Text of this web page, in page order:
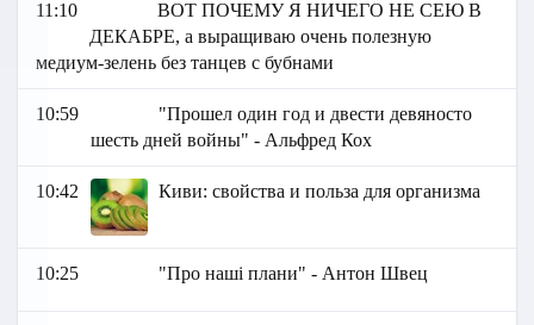
11:10
ВОТ ПОЧЕМУ Я НИЧЕГО НЕ СЕЮ В
ДЕКАБРЕ, а выращиваю очень полезную
медиум-зелень без танцев с бубнами
10:59
"Прошел один год и двести девяносто
шесть дней войны" - Альфред Кох
10:42 Киви: свойства и польза для организма
10:25 "Про наші плани" - Антон Швец